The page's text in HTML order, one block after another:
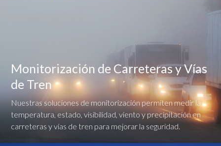
Monitorización de Carreteras y Vías
de Tren
Nuestras soluciones de monitorización permiten medir la
temperatura, estado, visibilidad, viento y precipitación en
carreteras y vías de tren para mejorar la seguridad.